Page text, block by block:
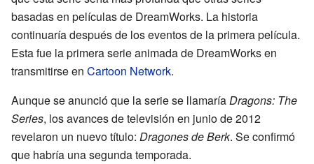
basadas en películas de DreamWorks. La historia
continuaría después de los eventos de la primera película.
Esta fue la primera serie animada de DreamWorks en
transmitirse en Cartoon Network.
Aunque se anunció que la serie se llamaríaDragons: The
Series, los avances de televisión en junio de 2012
revelaron un nuevo título: Dragones de Berk. Se confirmó
que habría una segunda temporada.